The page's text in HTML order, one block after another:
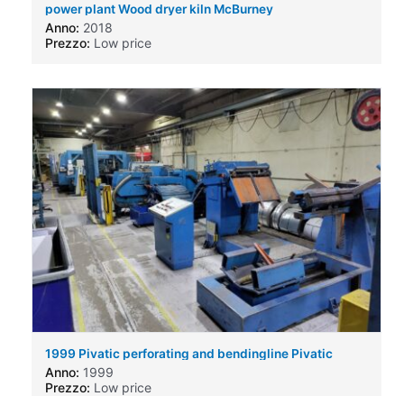
power plant Wood dryer kiln McBurney
Anno: 2018
Prezzo: Low price
1999 Pivatic perforating and bendingline Pivatic
perforating and bendingline
Anno: 1999
Prezzo: Low price